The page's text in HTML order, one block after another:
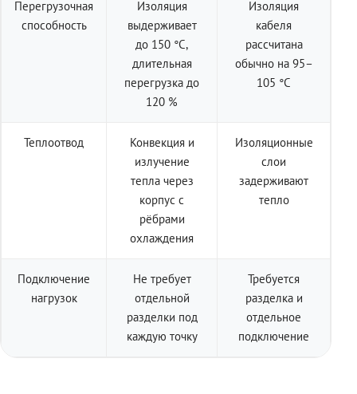
Перегрузочная
способность
Изоляция
выдерживает
до 150 °C,
длительная
перегрузка до
120 %
Изоляция
кабеля
рассчитана
обычно на 95–
105 °C
Теплоотвод
Конвекция и
излучение
тепла через
корпус с
рёбрами
охлаждения
Изоляционные
слои
задерживают
тепло
Подключение
нагрузок
Не требует
отдельной
разделки под
каждую точку
Требуется
разделка и
отдельное
подключение